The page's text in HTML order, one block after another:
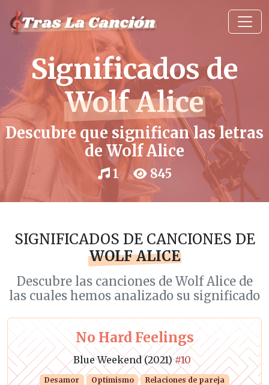
Significados de
Wolf Alice
Descubre que significan las letras
de Wolf Alice
1 845
SIGNIFICADOS DE CANCIONES DE
WOLF ALICE
Descubre las canciones de Wolf Alice de
las cuales hemos analizado su significado
No Hard Feelings
Blue Weekend (2021)#10
Desamor Optimismo
Relaciones de pareja